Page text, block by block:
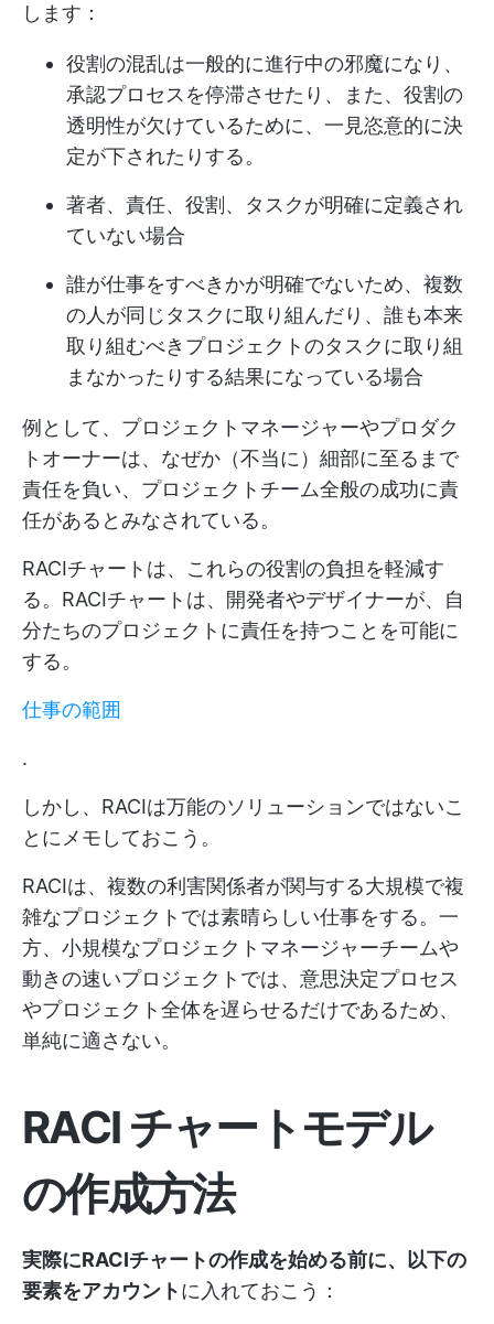
します：
役割の混乱は一般的に進行中の邪魔になり、
承認プロセスを停滞させたり、また、役割の
透明性が欠けているために、一見恣意的に決
定が下されたりする。
著者、責任、役割、タスクが明確に定義され
ていない場合
誰が仕事をすべきかが明確でないため、複数
の人が同じタスクに取り組んだり、誰も本来
取り組むべきプロジェクトのタスクに取り組
まなかったりする結果になっている場合
例として、プロジェクトマネージャーやプロダク
トオーナーは、なぜか（不当に）細部に至るまで
責任を負い、プロジェクトチーム全般の成功に責
任があるとみなされている。
RACIチャートは、これらの役割の負担を軽減す
る。RACIチャートは、開発者やデザイナーが、自
分たちのプロジェクトに責任を持つことを可能に
する。
仕事の範囲
.
しかし、RACIは万能のソリューションではないこ
とにメモしておこう。
RACIは、複数の利害関係者が関与する大規模で複
雑なプロジェクトでは素晴らしい仕事をする。一
方、小規模なプロジェクトマネージャーチームや
動きの速いプロジェクトでは、意思決定プロセス
やプロジェクト全体を遅らせるだけであるため、
単純に適さない。
RACI チャートモデル
の作成方法
実際にRACIチャートの作成を始める前に、以下の
要素をアカウントに入れておこう：